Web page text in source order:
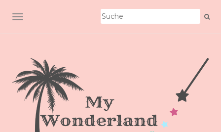
SCHALTE NAVIGATION